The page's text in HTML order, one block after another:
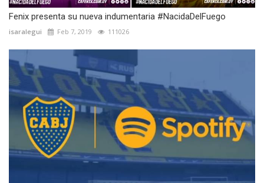
Fenix presenta su nueva indumentaria #NacidaDelFuego
isaralegui Feb 7, 2019 111026